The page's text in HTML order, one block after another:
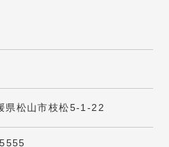
県松山市枝松5-1-22